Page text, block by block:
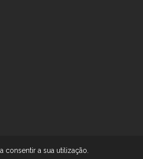
consentir a sua utilização.